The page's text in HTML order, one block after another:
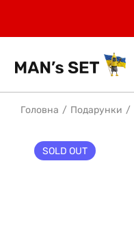
Головна Подарунки
SOLD OUT